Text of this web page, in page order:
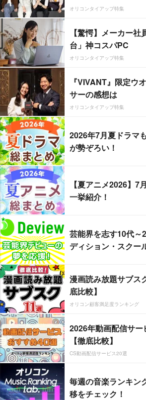
オリコンタイアップ特集
【驚愕】メーカー
台」神コスパPC
オリコンタイアップ特集
『VIVANT』限定ウ
サーの感想は
オリコンタイアップ特集
2026年7月夏ドラマ
が勢ぞろい！
【夏アニメ2026】7
一挙紹介！
芸能界を志す10代
ディション・スクー
漫画読み放題サブス
底比較】
オリコン顧客満足度ランキング
2026年動画配信サ
【徹底比較】
CS動画配信サービス20選
毎週の音楽ランキン
移をチェック！